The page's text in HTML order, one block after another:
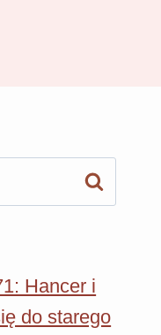
Hancer i
do starego